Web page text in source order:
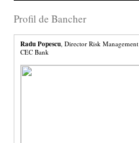
Profil de Bancher
Radu Popescu, Director Risk Management
CEC Bank